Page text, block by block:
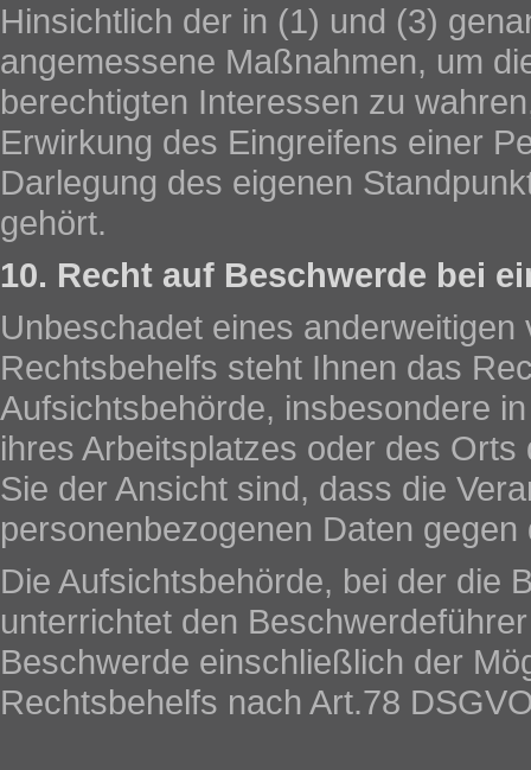
Hinsichtlich der in (1) und (3)
angemessene Maßnahmen, um
berechtigten Interessen zu
Erwirkung des Eingreifens einer
Darlegung des eigenen
gehört.
10. Recht auf Beschwerde bei
Unbeschadet eines
Rechtsbehelfs steht Ihnen das
Aufsichtsbehörde, insbesondere
ihres Arbeitsplatzes oder des
Sie der Ansicht sind, dass die
personenbezogenen Daten
Die Aufsichtsbehörde, bei der die
unterrichtet den
Beschwerde einschließlich der
Rechtsbehelfs nach Art.78